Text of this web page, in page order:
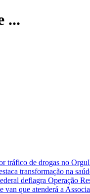
...
tráfico de drogas no
transformação na
deflagra Operação
van que atenderá a